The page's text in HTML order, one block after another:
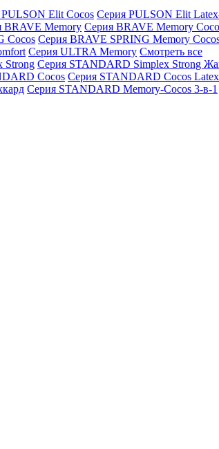
Elit Cocos Серия PULSON Elit
BRAVE Memory Серия BRAVE Memory
Cocos Серия BRAVE SPRING Memory
Серия ULTRA Memory Смотреть все
Strong Серия STANDARD Simplex Strong
Cocos Серия STANDARD Cocos Latex
Серия STANDARD Memory-Cocos 3-в-1